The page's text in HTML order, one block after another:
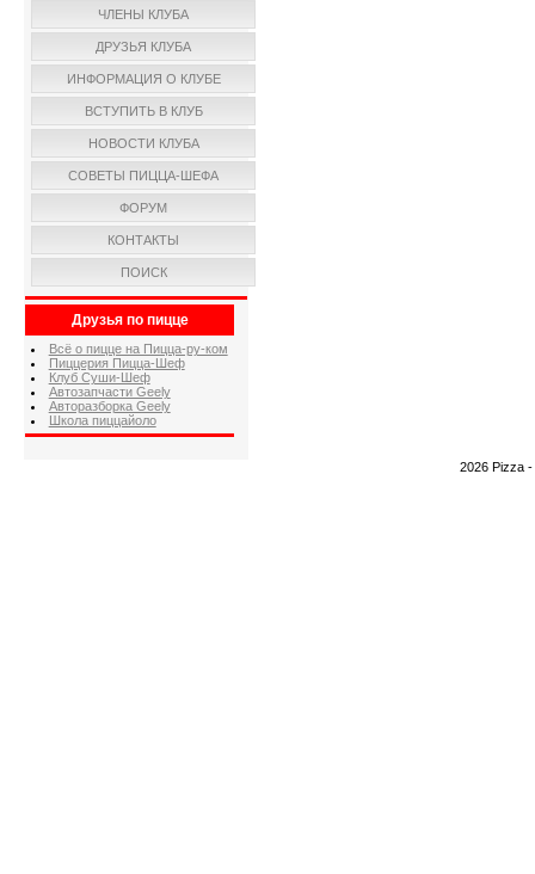
ЧЛЕНЫ КЛУБА
ДРУЗЬЯ КЛУБА
ИНФОРМАЦИЯ О КЛУБЕ
ВСТУПИТЬ В КЛУБ
НОВОСТИ КЛУБА
СОВЕТЫ ПИЦЦА-ШЕФА
ФОРУМ
КОНТАКТЫ
ПОИСК
Друзья по пицце
Всё о пицце на Пицца-ру-ком
Пиццерия Пицца-Шеф
Клуб Суши-Шеф
Автозапчасти Geely
Авторазборка Geely
Школа пиццайоло
2026 Pizza